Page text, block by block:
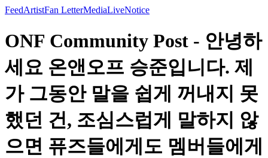
FeedArtistFan LetterMediaLiveNotice
ONF Community Post - 안녕하
세요 온앤오프 승준입니다. 제
가 그동안 말을 쉽게 꺼내지 못
했던 건, 조심스럽게 말하지 않
으면 퓨즈들에게도 멤버들에게